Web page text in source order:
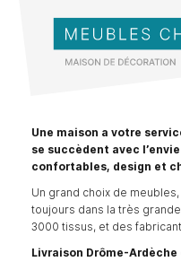
Une maison a votre
se succèdent avec
confortables, design et
Un grand choix de
toujours dans la très
3000 tissus, et des
Livraison Drôme-